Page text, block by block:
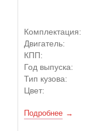
Комплектация:
Двигатель:
КПП:
Год выпуска:
Тип кузова:
Цвет:
Подробнее